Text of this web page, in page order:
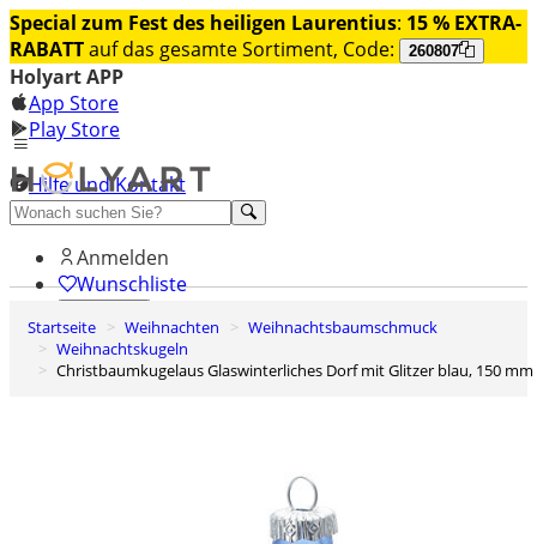
Special zum Fest des heiligen Laurentius: 15 % EXTRA-
RABATTauf das gesamte Sortiment, Code: 260807
Holyart APP
App Store
Play Store
Hilfe und Kontakt
Entdecken Sie Premium
Anmelden
Wunschliste
0
Warenkorb
Startseite Weihnachten
Weihnachtsbaumschmuck
Weihnachtskugeln
Christbaumkugelaus Glaswinterliches Dorf mit Glitzer blau, 150 mm